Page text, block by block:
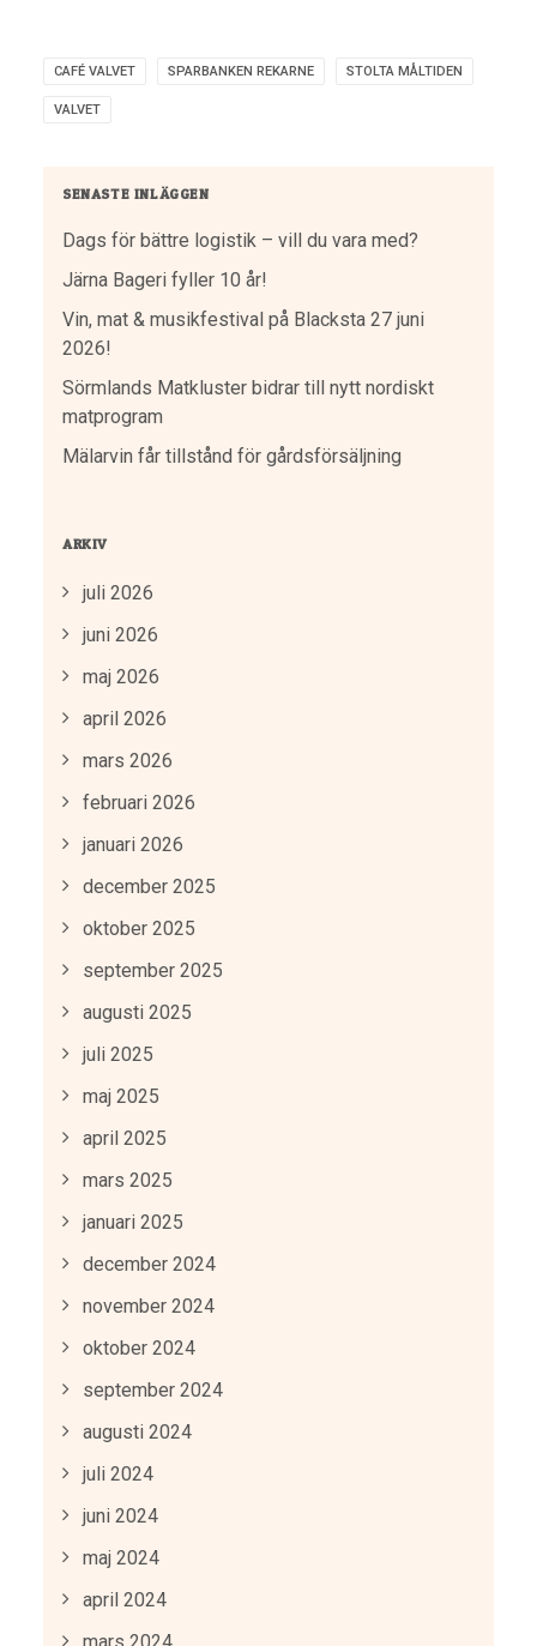
CAFÉ VALVET SPARBANKEN REKARNE STOLTA MÅLTIDEN
VALVET
SENASTE INLÄGGEN
Dags för bättre logistik – vill du vara med?
Järna Bageri fyller 10 år!
Vin, mat & musikfestival på Blacksta 27 juni
2026!
Sörmlands Matkluster bidrar till nytt nordiskt
matprogram
Mälarvin får tillstånd för gårdsförsäljning
ARKIV
juli 2026
juni 2026
maj 2026
april 2026
mars 2026
februari 2026
januari 2026
december 2025
oktober 2025
september 2025
augusti 2025
juli 2025
maj 2025
april 2025
mars 2025
januari 2025
december 2024
november 2024
oktober 2024
september 2024
augusti 2024
juli 2024
juni 2024
maj 2024
april 2024